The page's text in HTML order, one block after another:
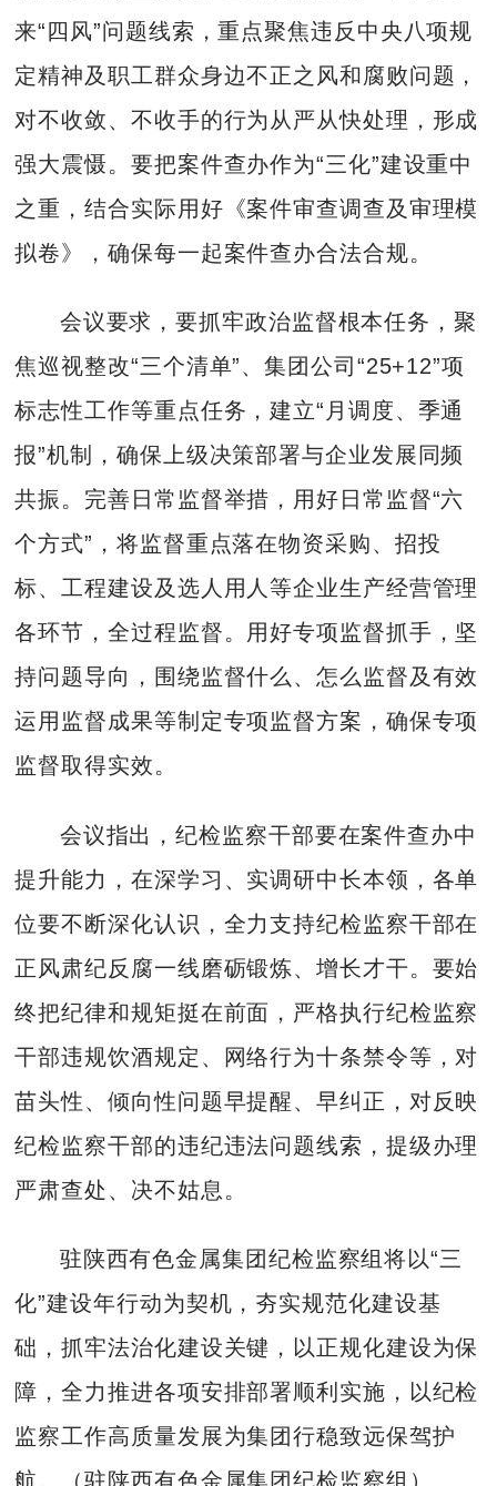
来“四风”问题线索，重点聚焦违反中央八项规
定精神及职工群众身边不正之风和腐败问题，
对不收敛、不收手的行为从严从快处理，形成
强大震慑。要把案件查办作为“三化”建设重中
之重，结合实际用好《案件审查调查及审理模
拟卷》，确保每一起案件查办合法合规。
会议要求，要抓牢政治监督根本任务，聚
焦巡视整改“三个清单”、集团公司“25+12”项
标志性工作等重点任务，建立“月调度、季通
报”机制，确保上级决策部署与企业发展同频
共振。完善日常监督举措，用好日常监督“六
个方式”，将监督重点落在物资采购、招投
标、工程建设及选人用人等企业生产经营管理
各环节，全过程监督。用好专项监督抓手，坚
持问题导向，围绕监督什么、怎么监督及有效
运用监督成果等制定专项监督方案，确保专项
监督取得实效。
会议指出，纪检监察干部要在案件查办中
提升能力，在深学习、实调研中长本领，各单
位要不断深化认识，全力支持纪检监察干部在
正风肃纪反腐一线磨砺锻炼、增长才干。要始
终把纪律和规矩挺在前面，严格执行纪检监察
干部违规饮酒规定、网络行为十条禁令等，对
苗头性、倾向性问题早提醒、早纠正，对反映
纪检监察干部的违纪违法问题线索，提级办理
严肃查处、决不姑息。
驻陕西有色金属集团纪检监察组将以“三
化”建设年行动为契机，夯实规范化建设基
础，抓牢法治化建设关键，以正规化建设为保
障，全力推进各项安排部署顺利实施，以纪检
监察工作高质量发展为集团行稳致远保驾护
航。（驻陕西有色金属集团纪检监察组）